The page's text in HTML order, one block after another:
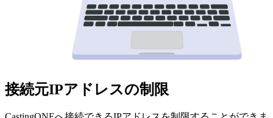
接続元IPアドレスの制限